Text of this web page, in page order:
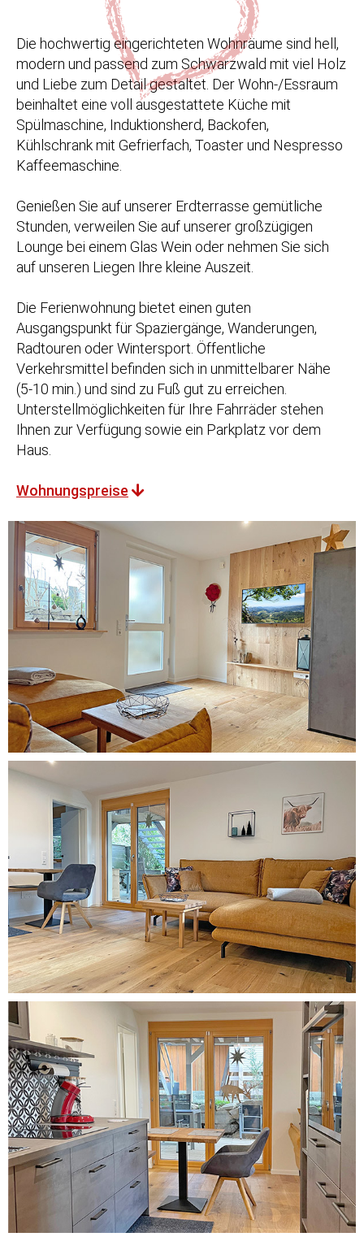
Die hochwertig eingerichteten Wohnräume sind hell,
modern und passend zum Schwarzwald mit viel Holz
und Liebe zum Detail gestaltet. Der Wohn-/Essraum
beinhaltet eine voll ausgestattete Küche mit
Spülmaschine, Induktionsherd, Backofen,
Kühlschrank mit Gefrierfach, Toaster und Nespresso
Kaffeemaschine.
Genießen Sie auf unserer Erdterrasse gemütliche
Stunden, verweilen Sie auf unserer großzügigen
Lounge bei einem Glas Wein oder nehmen Sie sich
auf unseren Liegen Ihre kleine Auszeit.
Die Ferienwohnung bietet einen guten
Ausgangspunkt für Spaziergänge, Wanderungen,
Radtouren oder Wintersport. Öffentliche
Verkehrsmittel befinden sich in unmittelbarer Nähe
(5-10 min.) und sind zu Fuß gut zu erreichen.
Unterstellmöglichkeiten für Ihre Fahrräder stehen
Ihnen zur Verfügung sowie ein Parkplatz vor dem
Haus.
Wohnungspreise